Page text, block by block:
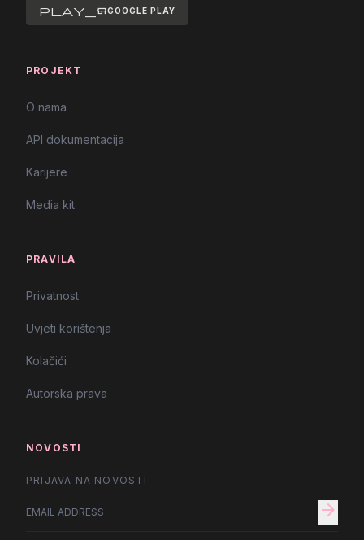
play_storeGOOGLE PLAY
PROJEKT
O nama
API dokumentacija
Karijere
Media kit
PRAVILA
Privatnost
Uvjeti korištenja
Kolačići
Autorska prava
NOVOSTI
PRIJAVA NA NOVOSTI
arrow_forward